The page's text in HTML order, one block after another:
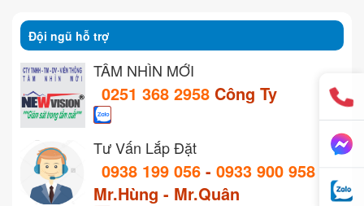
Đội ngũ hỗ trợ
TẦM NHÌN MỚI
0251 368 2958 Công Ty
Tư Vấn Lắp Đặt
0938 199 056 - 0933 900 958
Mr.Hùng - Mr.Quân